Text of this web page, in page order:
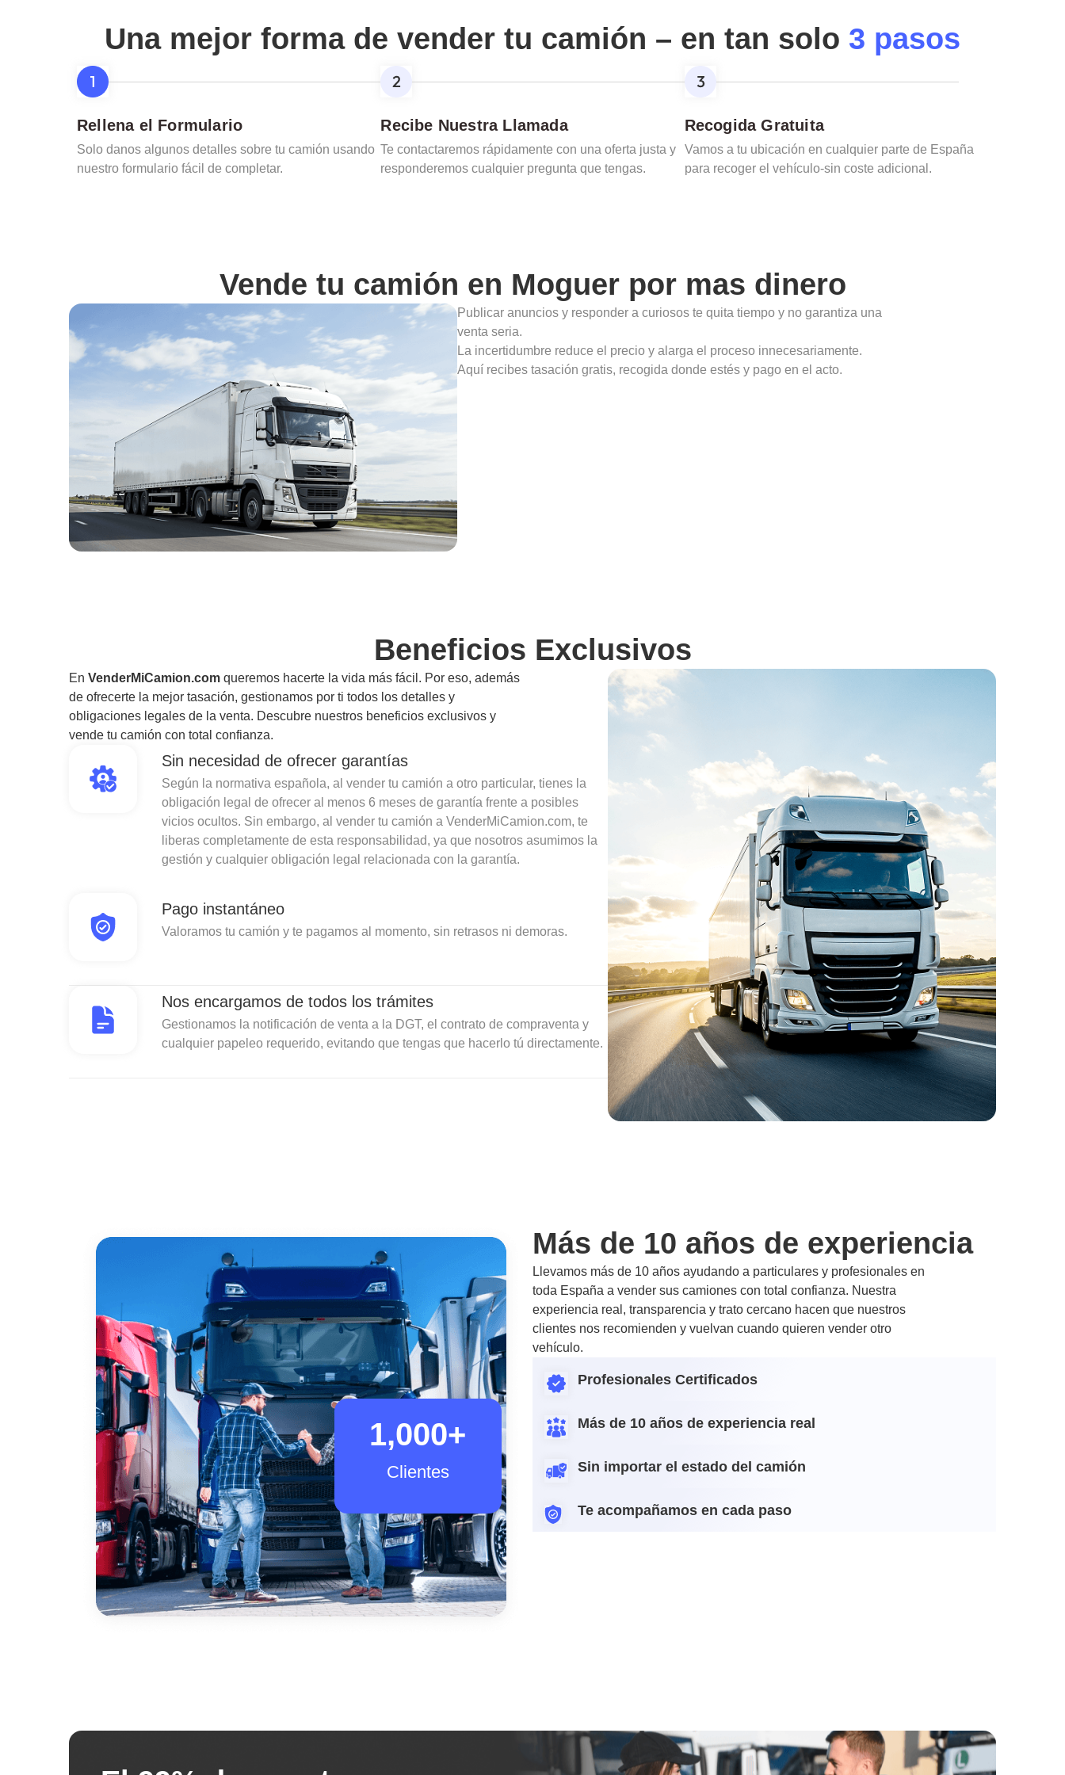
Una mejor forma de vender tu camión – en tan solo 3 pasos
Rellena el Formulario
Solo danos algunos detalles sobre tu camión usando
nuestro formulario fácil de completar.
Recibe Nuestra Llamada
Te contactaremos rápidamente con una oferta justa y
responderemos cualquier pregunta que tengas.
Recogida Gratuita
Vamos a tu ubicación en cualquier parte de España
para recoger el vehículo-sin coste adicional.
Vende tu camión en Moguerpor mas dinero
Publicar anuncios y responder a curiosos te quita tiempo y no garantiza una
venta seria.
La incertidumbre reduce el precio y alarga el proceso innecesariamente.
Aquí recibes tasación gratis, recogida donde estés y pago en el acto.
Beneficios Exclusivos
En VenderMiCamion.com queremos hacerte la vida más fácil. Por eso, además
de ofrecerte la mejor tasación, gestionamos por ti todos los detalles y
obligaciones legales de la venta. Descubre nuestros beneficios exclusivos y
vende tu camión con total confianza.
Sin necesidad de ofrecer garantías
Según la normativa española, al vender tu camión a otro particular, tienes la
obligación legal de ofrecer al menos 6 meses de garantía frente a posibles
vicios ocultos. Sin embargo, al vender tu camión a VenderMiCamion.com, te
liberas completamente de esta responsabilidad, ya que nosotros asumimos la
gestión y cualquier obligación legal relacionada con la garantía.
Pago instantáneo
Valoramos tu camión y te pagamos al momento, sin retrasos ni demoras.
Nos encargamos de todos los trámites
Gestionamos la notificación de venta a la DGT, el contrato de compraventa y
cualquier papeleo requerido, evitando que tengas que hacerlo tú directamente.
Clientes
1,000+
Más de 10 años de experiencia
Llevamos más de 10 años ayudando a particulares y profesionales en
toda España a vender sus camiones con total confianza. Nuestra
experiencia real, transparencia y trato cercano hacen que nuestros
clientes nos recomienden y vuelvan cuando quieren vender otro
vehículo.
Profesionales Certificados
Más de 10 años de experiencia real
Sin importar el estado del camión
Te acompañamos en cada paso